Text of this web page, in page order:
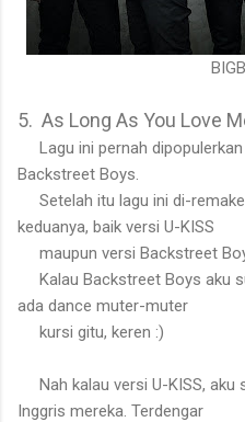
5. As Long As You Love
Lagu ini pernah
Backstreet Boys.
Setelah itu lagu ini di-remake
keduanya, baik versi U-KISS
maupun versi Backstreet
Kalau Backstreet Boys aku
ada dance muter-muter
kursi gitu, keren :)
Nah kalau versi U-KISS, aku
Inggris mereka. Terdengar